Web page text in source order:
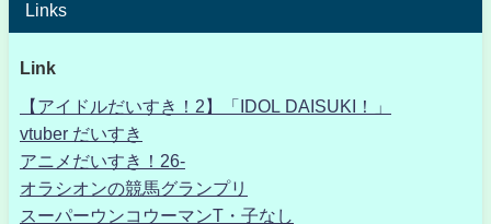
Links
Link
【アイドルだいすき！2】「IDOL DAISUKI！」
vtuber だいすき
アニメだいすき！26-
オラシオンの競馬グランプリ
スーパーウンコウーマンT・子なし